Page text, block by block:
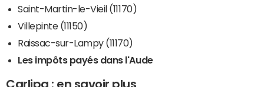
Saint-Martin-le-Vieil (11170)
Villepinte (11150)
Raissac-sur-Lampy (11170)
Les impôts payés dans l'Aude
Carlipa : en savoir plus